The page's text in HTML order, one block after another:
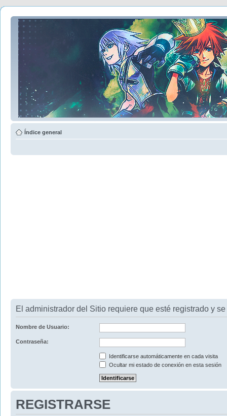
Índice general
El administrador del Sitio requiere que esté registrado y
Nombre de Usuario:
Contraseña:
Identificarse automáticamente en cada visita
Ocultar mi estado de conexión en esta sesión
REGISTRARSE